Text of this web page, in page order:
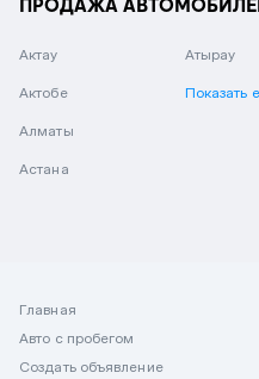
ПРОДАЖА
Актау
Актобе
Алматы
Астана
Атырау
Показать
Главная
Авто с пробегом
Создать объявление